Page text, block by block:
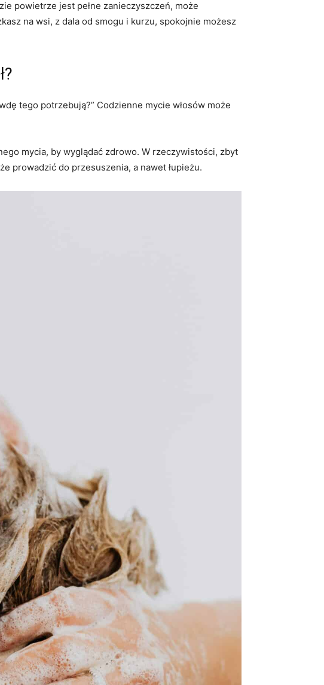
powietrze jest pełne zanieczyszczeń, może
na wsi, z dala od smogu i kurzu, spokojnie możesz
tego potrzebują?” Codzienne mycie włosów może
mycia, by wyglądać zdrowo. W rzeczywistości, zbyt
prowadzić do przesuszenia, a nawet łupieżu.